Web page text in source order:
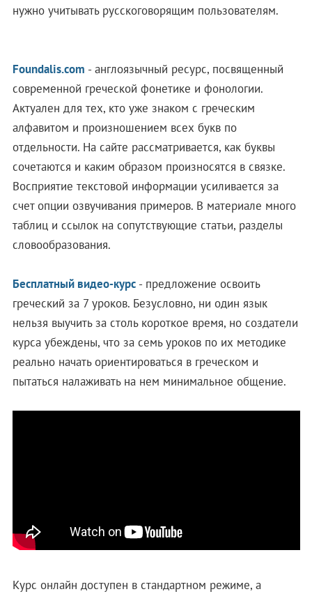
нужно учитывать русскоговорящим пользователям.
Foundalis.com - англоязычный ресурс, посвященный
современной греческой фонетике и фонологии.
Актуален для тех, кто уже знаком с греческим
алфавитом и произношением всех букв по
отдельности. На сайте рассматривается, как буквы
сочетаются и каким образом произносятся в связке.
Восприятие текстовой информации усиливается за
счет опции озвучивания примеров. В материале много
таблиц и ссылок на сопутствующие статьи, разделы
словообразования.
Бесплатный видео-курс- предложение освоить
греческий за 7 уроков. Безусловно, ни один язык
нельзя выучить за столь короткое время, но создатели
курса убеждены, что за семь уроков по их методике
реально начать ориентироваться в греческом и
пытаться налаживать на нем минимальное общение.
Курс онлайн доступен в стандартном режиме, а